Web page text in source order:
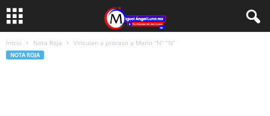
Inicio Nota Roja Vinculan a proceso a Mario “N” “N”
NOTA ROJA